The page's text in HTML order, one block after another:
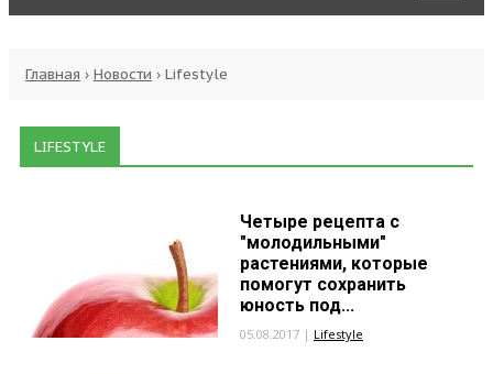
Главная › Новости › Lifestyle
LIFESTYLE
Четыре рецепта с
"молодильными"
растениями, которые
помогут сохранить
юность под...
05.08.2017 | Lifestyle